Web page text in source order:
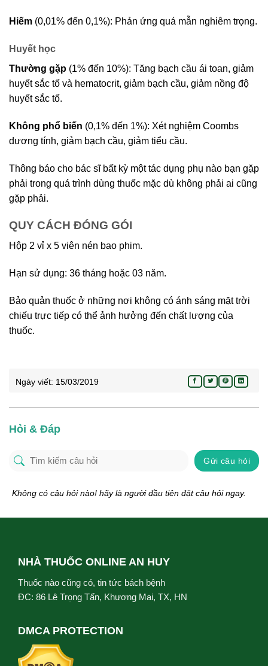
Hiếm (0,01% đến 0,1%): Phản ứng quá mẫn nghiêm trọng.
Huyết học
Thường gặp (1% đến 10%): Tăng bạch cầu ái toan, giảm
huyết sắc tố và hematocrit, giảm bạch cầu, giảm nồng độ
huyết sắc tố.
Không phổ biến (0,1% đến 1%): Xét nghiệm Coombs
dương tính, giảm bạch cầu, giảm tiểu cầu.
Thông báo cho bác sĩ bất kỳ một tác dụng phụ nào bạn gặp
phải trong quá trình dùng thuốc mặc dù không phải ai cũng
gặp phải.
QUY CÁCH ĐÓNG GÓI
Hộp 2 vỉ x 5 viên nén bao phim.
Hạn sử dụng: 36 tháng hoặc 03 năm.
Bảo quản thuốc ở những nơi không có ánh sáng mặt trời
chiếu trực tiếp có thể ảnh hưởng đến chất lượng của
thuốc.
Ngày viết: 15/03/2019
Hỏi & Đáp
Gửi câu hỏi
Không có câu hỏi nào! hãy là người đầu tiên đặt câu hỏi ngay.
NHÀ THUỐC ONLINE AN HUY
Thuốc nào cũng có, tin tức bách bệnh
ĐC: 86 Lê Trọng Tấn, Khương Mai, TX, HN
DMCA PROTECTION